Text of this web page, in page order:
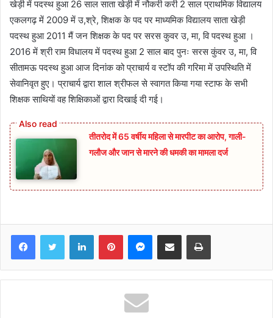
खेड़ी में पदस्थ हुआ 26 साल साता खेड़ी में नौकरी करी 2 साल प्राथमिक विद्यालय
एकलगढ़ में 2009 में उ,श्रे, शिक्षक के पद पर माध्यमिक विद्यालय साता खेड़ी
पदस्थ हुआ 2011 मैं जन शिक्षक के पद पर सरस कुवर उ, मा, वि पदस्थ हुआ ।
2016 में श्री राम विधालय में पदस्थ हुआ 2 साल बाद पुनः सरस कुंवर उ, मा, वि
सीतामऊ पदस्थ हुआ आज दिनांक को प्राचार्य व स्टॉप की गरिमा में उपस्थिति में
सेवानिवृत हुए। प्राचार्य द्वारा शाल श्रीफल से स्वागत किया गया स्टाफ के सभी
शिक्षक साथियों वह शिक्षिकाओं द्वारा दिखाई दी गई।
तीतरोद में 65 वर्षीय महिला से मारपीट का आरोप, गाली-
गलौज और जान से मारने की धमकी का मामला दर्ज
FacebookTwitter LinkedInPinterestMessenger
Share via Email Print